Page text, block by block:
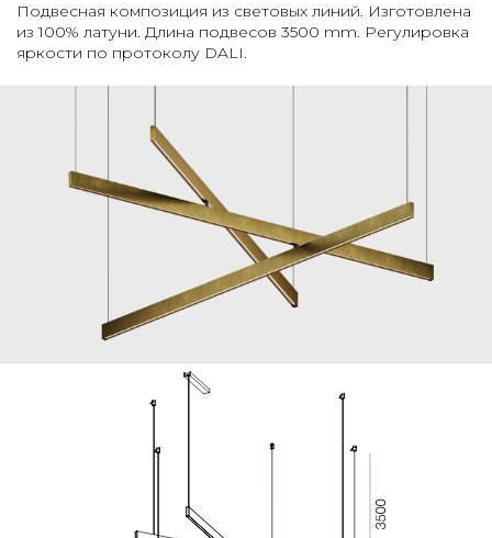
Подвесная композиция из световых линий. Изготовлена
из 100% латуни. Длина подвесов 3500 mm. Регулировка
яркости по протоколу DALI.